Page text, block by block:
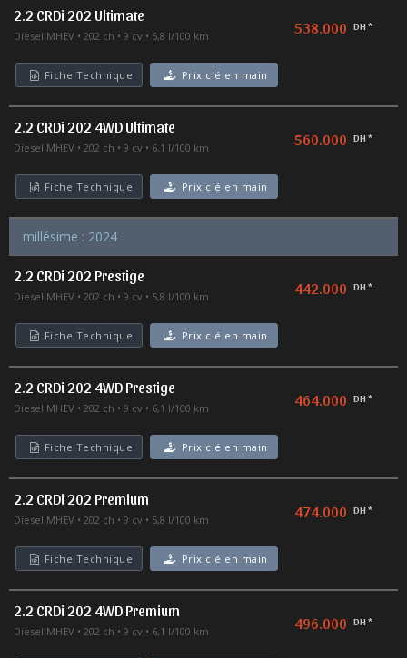
2.2 CRDi 202 Ultimate
Diesel MHEV 202 ch 9 cv 5,8 l/100 km 538.000 DH *
Fiche Technique Prix clé en main
2.2 CRDi 202 4WD Ultimate
Diesel MHEV 202 ch 9 cv 6,1 l/100 km 560.000 DH *
Fiche Technique Prix clé en main
millésime : 2024
2.2 CRDi 202 Prestige
Diesel MHEV 202 ch 9 cv 5,8 l/100 km 442.000 DH *
Fiche Technique Prix clé en main
2.2 CRDi 202 4WD Prestige
Diesel MHEV 202 ch 9 cv 6,1 l/100 km 464.000 DH *
Fiche Technique Prix clé en main
2.2 CRDi 202 Premium
Diesel MHEV 202 ch 9 cv 5,8 l/100 km 474.000 DH *
Fiche Technique Prix clé en main
2.2 CRDi 202 4WD Premium
Diesel MHEV 202 ch 9 cv 6,1 l/100 km 496.000 DH *